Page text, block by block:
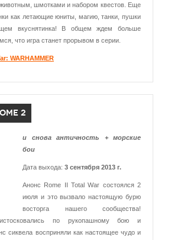
шмотками и набором квестов. Еще
как летающие юниты, магию, танки, пушки
вкуснятинка! В общем ждем больше
что игра станет прорывом в серии.
WARHAMMER
2
и снова античность + морские
бои
Дата выхода: 3 сентября 2013 г.
Анонс Rome II Total War состоялся 2
июля и это вызвало настоящую бурю
восторга нашего сообщества!
по рукопашному бою и
сиквела восприняли как настоящее чудо и